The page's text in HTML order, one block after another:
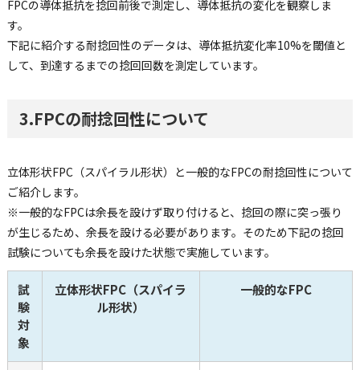
FPCの導体抵抗を捻回前後で測定し、導体抵抗の変化を観察しま
す。
下記に紹介する耐捻回性のデータは、導体抵抗変化率10%を閾値と
して、到達するまでの捻回回数を測定しています。
3.FPCの耐捻回性について
立体形状FPC（スパイラル形状）と一般的なFPCの耐捻回性について
ご紹介します。
※一般的なFPCは余長を設けず取り付けると、捻回の際に突っ張り
が生じるため、余長を設ける必要があります。そのため下記の捻回
試験についても余長を設けた状態で実施しています。
試
験
対
象
立体形状FPC（スパイラ
ル形状）
一般的なFPC